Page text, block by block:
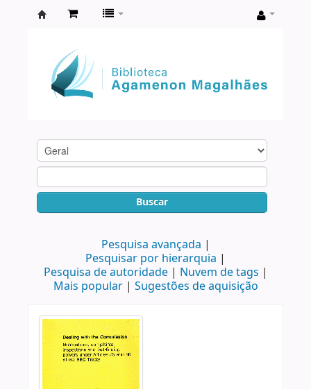
Agamenon
Magalhães
Buscar
Pesquisa avançada
Pesquisar por hierarquia
Pesquisa de autoridade
Nuvem de tags
Mais popular
Sugestões de aquisição